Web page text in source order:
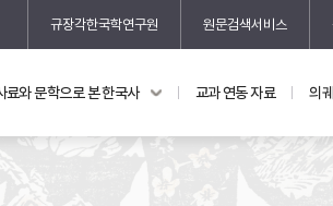
규장각한국학연구원 원문검색서비스
도록
료와 문학으로 본 한국사 교과 연동 자료 의